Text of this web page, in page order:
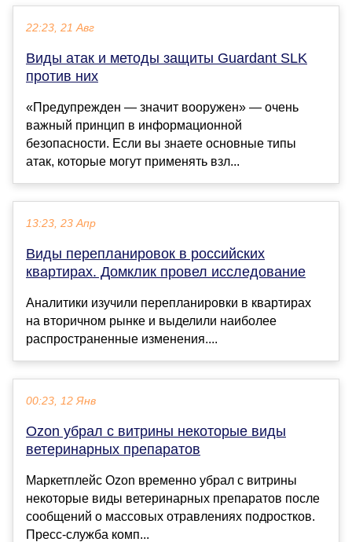
22:23, 21 Авг
Виды атак и методы защиты Guardant SLK
против них
«Предупрежден — значит вооружен» — очень
важный принцип в информационной
безопасности. Если вы знаете основные типы
атак, которые могут применять взл...
13:23, 23 Апр
Виды перепланировок в российских
квартирах. Домклик провел исследование
Аналитики изучили перепланировки в квартирах
на вторичном рынке и выделили наиболее
распространенные изменения....
00:23, 12 Янв
Ozon убрал с витрины некоторые виды
ветеринарных препаратов
Маркетплейс Ozon временно убрал с витрины
некоторые виды ветеринарных препаратов после
сообщений о массовых отравлениях подростков.
Пресс-служба комп...